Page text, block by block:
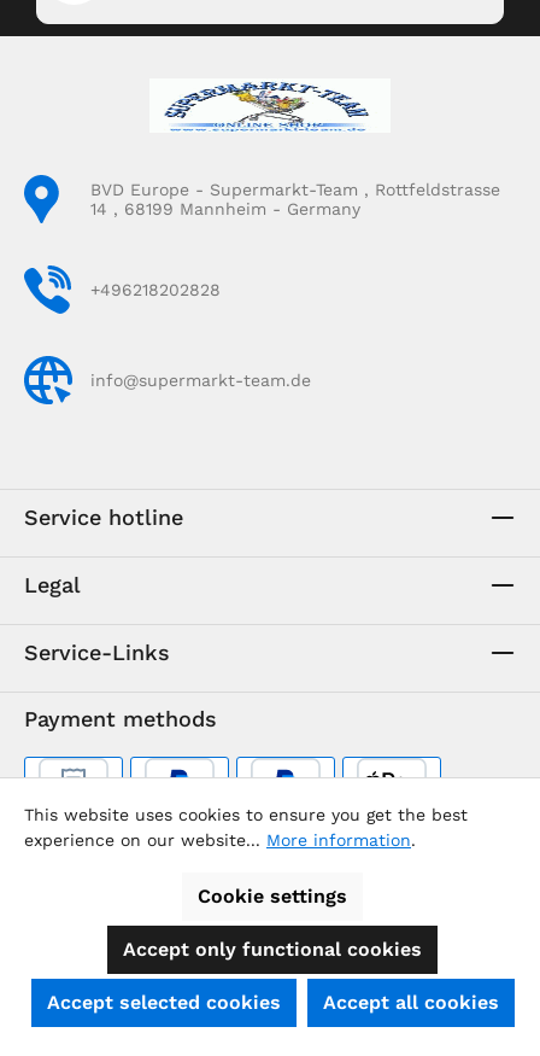
BVD Europe - Supermarkt-Team , Rottfeldstrasse
14 , 68199 Mannheim - Germany
+496218202828
info@supermarkt-team.de
Service hotline
Legal
Service-Links
Payment methods
This website uses cookies to ensure you get the best
experience on our website... More information.
Cookie settings
Accept only functional cookies
Accept selected cookies Accept all cookies
SEHR GUT (4.74 / 5)
aus 39 Bewertungen bei: shopauskunft.de, ausgezeichnet.org, shopvote.de ⓘ
Informationen zur Echtheit der Bewertungen